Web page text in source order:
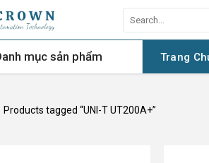
for:
mục sản phẩm Trang
Products tagged “UNI-T UT200A+”